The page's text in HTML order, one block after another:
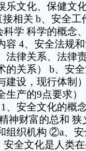
乐文化、保健文
相关 b、安全
学 科学的概念
容 4、安全法规
法律关系、法律
的关系） b、安
建设，现行体制
生产的9点要求）
、安全文化的概
神财富的总和
组织机构 ②a、
全文化是人类